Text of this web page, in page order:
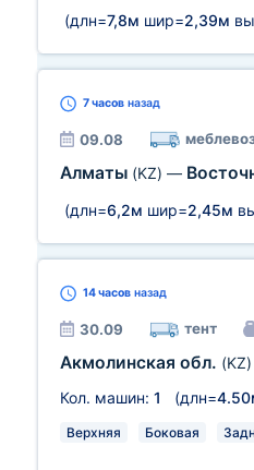
(длн=7,8м шир=2,39м
7 часов назад
09.08
Алматы (KZ) —
(длн=6,2м шир=2,45м
14 часов назад
30.09 тент
Акмолинская обл. (KZ)
Кол. машин: 1 (длн=
Верхняя Боковая